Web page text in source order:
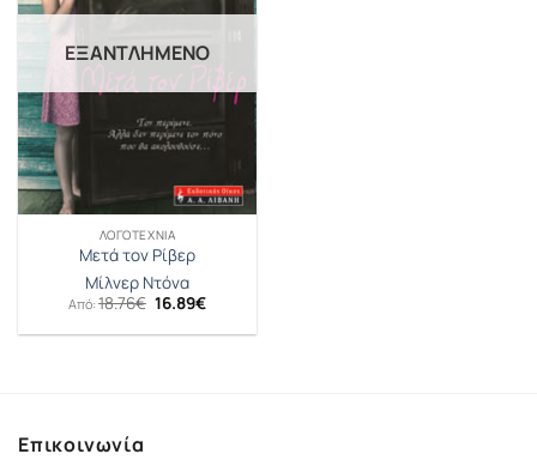
ΕΞΑΝΤΛΗΜΈΝΟ
ΛΟΓΟΤΕΧΝΊΑ
Μετά τον Ρίβερ
Μίλνερ Ντόνα
Από: 18.76€ Original
price
was:
16.89€Η
τιμή
Επικοινωνία